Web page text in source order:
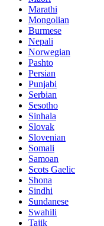
Marathi
Mongolian
Burmese
Nepali
Norwegian
Pashto
Persian
Punjabi
Serbian
Sesotho
Sinhala
Slovak
Slovenian
Somali
Samoan
Scots Gaelic
Shona
Sindhi
Sundanese
Swahili
Tajik